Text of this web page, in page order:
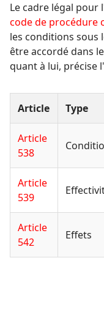
Le cadre légal pour
code de procédure
les conditions sous
être accordé dans
quant à lui, précise
Article Type
Article
538
Article
539
Article
542
Effets